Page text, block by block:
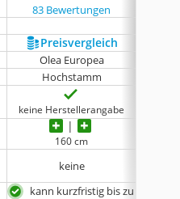
83 Bewertungen
Preis­vergleich
Olea Europea
Hochstamm
keine Herstellerangabe
160 cm
keine
kann kurzfristig bis zu